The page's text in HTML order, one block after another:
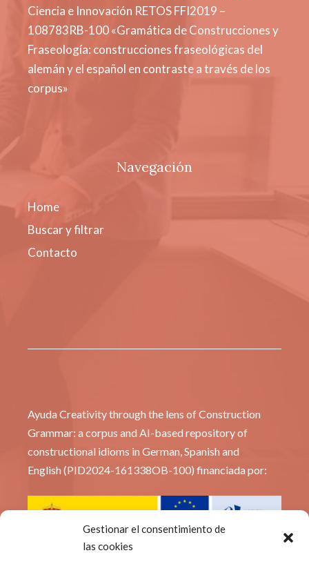
Gestionar el consentimiento de
las cookies
Ciencia e Innovación RETOS FFI2019 –
108783RB-100 «Gramática de Construcciones y
Fraseología: construcciones fraseológicas del
alemán y el español en contraste a través de los
corpus»
Navegación
Home
Buscar y filtrar
Contacto
Ayuda Creativity through the lens of Construction
Grammar: a corpus and AI-based repository of
constructional idioms in German, Spanish and
English (PID2024-161338OB-100) financiada por: